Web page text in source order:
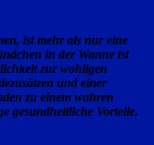
ist mehr als nur eine
in der Wanne ist
zur wohligen
und einer
zu einem wahren
gesundheitliche Vorteile.